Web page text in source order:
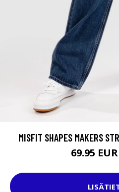
MISFIT SHAPES MAKERS
69.95 EUR